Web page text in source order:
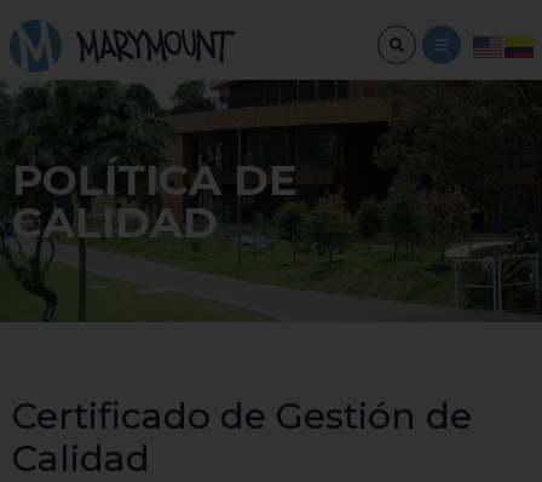
POLÍTICA DE
CALIDAD
Certificado de Gestión de
Calidad